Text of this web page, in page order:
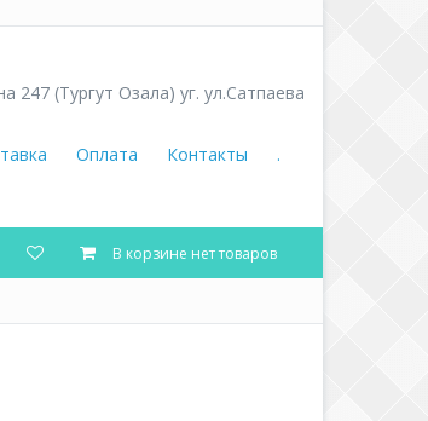
247 (Тургут Озала) уг. ул.Сатпаева
Оплата Контакты .
В корзине нет товаров